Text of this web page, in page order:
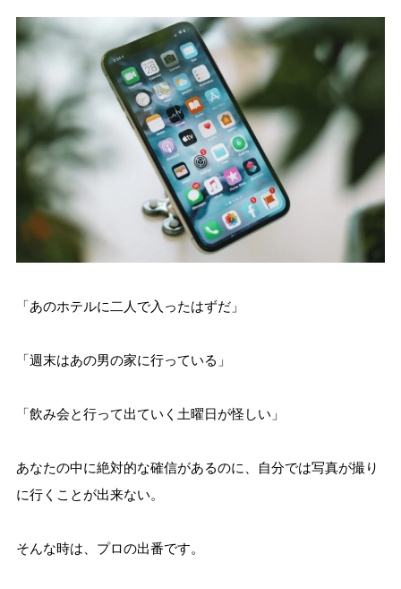
「あのホテルに二人で入ったはずだ」
「週末はあの男の家に行っている」
「飲み会と行って出ていく土曜日が怪しい」
あなたの中に絶対的な確信があるのに、自分では写真が撮り
に行くことが出来ない。
そんな時は、プロの出番です。